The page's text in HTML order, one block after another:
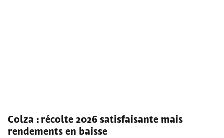
Colza : récolte 2026 satisfaisante mais
rendements en baisse